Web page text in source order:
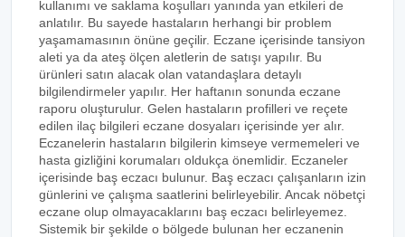
kullanımı ve saklama koşulları yanında yan etkileri de
anlatılır. Bu sayede hastaların herhangi bir problem
yaşamamasının önüne geçilir. Eczane içerisinde tansiyon
aleti ya da ateş ölçen aletlerin de satışı yapılır. Bu
ürünleri satın alacak olan vatandaşlara detaylı
bilgilendirmeler yapılır. Her haftanın sonunda eczane
raporu oluşturulur. Gelen hastaların profilleri ve reçete
edilen ilaç bilgileri eczane dosyaları içerisinde yer alır.
Eczanelerin hastaların bilgilerin kimseye vermemeleri ve
hasta gizliğini korumaları oldukça önemlidir. Eczaneler
içerisinde baş eczacı bulunur. Baş eczacı çalışanların izin
günlerini ve çalışma saatlerini belirleyebilir. Ancak nöbetçi
eczane olup olmayacaklarını baş eczacı belirleyemez.
Sistemik bir şekilde o bölgede bulunan her eczanenin